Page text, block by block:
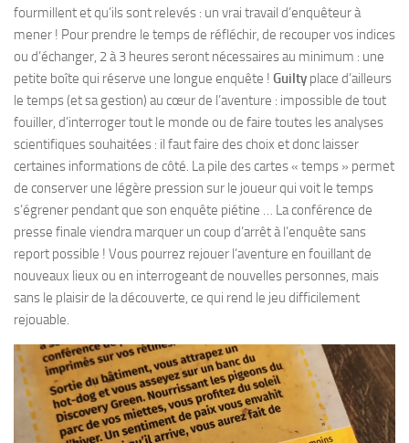
fourmillent et qu’ils sont relevés : un vrai travail d’enquêteur à
mener ! Pour prendre le temps de réfléchir, de recouper vos indices
ou d’échanger, 2 à 3 heures seront nécessaires au minimum : une
petite boîte qui réserve une longue enquête ! Guilty place d’ailleurs
le temps (et sa gestion) au cœur de l’aventure : impossible de tout
fouiller, d’interroger tout le monde ou de faire toutes les analyses
scientifiques souhaitées : il faut faire des choix et donc laisser
certaines informations de côté. La pile des cartes « temps » permet
de conserver une légère pression sur le joueur qui voit le temps
s’égrener pendant que son enquête piétine … La conférence de
presse finale viendra marquer un coup d’arrêt à l’enquête sans
report possible ! Vous pourrez rejouer l’aventure en fouillant de
nouveaux lieux ou en interrogeant de nouvelles personnes, mais
sans le plaisir de la découverte, ce qui rend le jeu difficilement
rejouable.